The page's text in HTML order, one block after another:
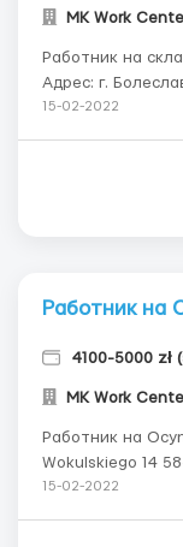
MK Work
Работник на
Адрес: г.
Свидница) Обязанности: формирование заказов,
СКАНЕРА
15-02-2022
Работник на
4100-5000 zł
MK Work
Работник на
Wokulskiego 14 58-100
деталей (не
15-02-2022